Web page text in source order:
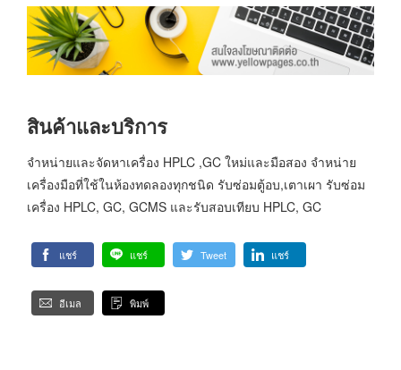
สินค้าและบริการ
จำหน่ายและจัดหาเครื่อง HPLC ,GC ใหม่และมือสอง จำหน่าย
เครื่องมือที่ใช้ในห้องทดลองทุกชนิด รับซ่อมตู้อบ,เตาเผา รับซ่อม
เครื่อง HPLC, GC, GCMS และรับสอบเทียบ HPLC, GC
แชร์ แชร์ Tweet แชร์
อีเมล พิมพ์